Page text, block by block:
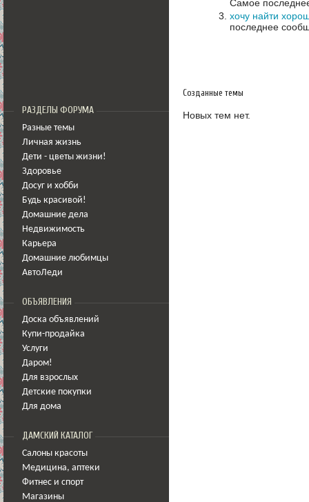
РАЗДЕЛЫ ФОРУМА
Разные темы
Личная жизнь
Дети - цветы жизни!
Здоровье
Досуг и хобби
Будь красивой!
Домашние дела
Недвижимость
Карьера
Домашние любимцы
АвтоЛеди
ОБЪЯВЛЕНИЯ
Доска объявлений
Купи-продайка
Услуги
Даром!
Для взрослых
Детские покупки
Для дома
ДАМСКИЙ КАТАЛОГ
Салоны красоты
Медицина, аптеки
Фитнес и спорт
Магазины
Самое
хочу найти
последнее
Созданные темы
Новых тем нет.